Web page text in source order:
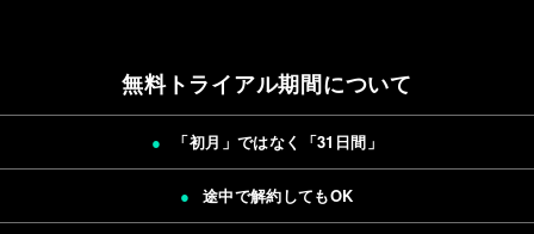
無料トライアル期間について
「初月」ではなく「31日間 」
途中で解約してもOK